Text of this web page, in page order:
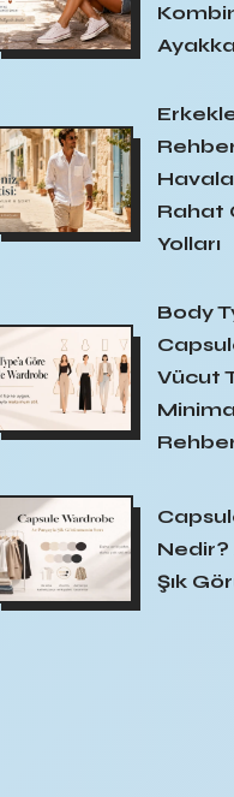
Rahat
Yolları
Body
Vücut
Şık